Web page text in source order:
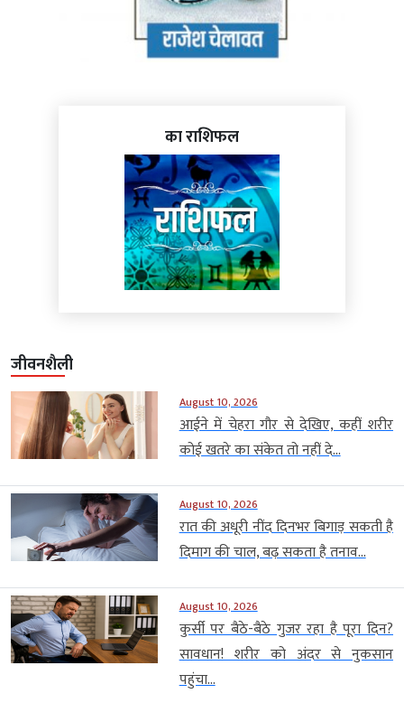
का राशिफल
जीवनशैली
August 10, 2026
आईने में चेहरा गौर से देखिए, कहीं शरीर
कोई खतरे का संकेत तो नहीं दे...
August 10, 2026
रात की अधूरी नींद दिनभर बिगाड़ सकती है
दिमाग की चाल, बढ़ सकता है तनाव...
August 10, 2026
कुर्सी पर बैठे-बैठे गुजर रहा है पूरा दिन?
सावधान! शरीर को अंदर से नुकसान
पहुंचा...